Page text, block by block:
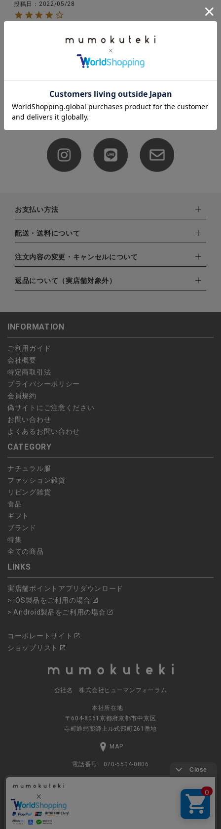
投稿日
2022/05/28
松野屋さん好きで集めていました。ささっと掃除でき
FOLLOW US
各種SNSで情報を発信中!
お支払い方法
下記お支払い方法よりお選びいただけます。
・クレジットカード（VISA,mastercard,JCB,AMERICAN
EXPRESS,Diners Club）
・amazonペイメント
・楽天ペイ
・PayPay
配送・送料について
配達業者：日本郵便
北海道：1,400円
注文内容の変更・キャンセルについて
ご注文日当日から翌日のAM9:00までにご連絡頂いた場合はキャ
ンセルは可能です。
します。
予約商品など一部キャンセルが出来ない場合がございます。あら
かじめご了承ください。
返品について（実店舗対象外）
こちら よりご依頼ください。
INFORMATION
ご利用ガイド
会社概要
特定商取引法
プライバシーポリシー
会員規約
偽サイトにご注意ください
お問い合わせ
よくあるお問い合わせ
CATEGORY
ナチュラル服
ファッション雑貨
リビング雑貨
食品
ギフト
ブランド
特集
全ての商品
LINKS
実店舗ポイントアプリダウンロード
> iOS製品をご利用の場合
> Android製品をご利用の場合
コーポレートサイト
ショップリスト
会社名 株式会社ヒューマンフォーラム
本社所在地
〒604-8061京都府京都市中京区
寺町通蛸薬師上ル式部町261番地
MAP
電話番号 070-5504-0806
営業時間 11:00～17:30（土日休業）